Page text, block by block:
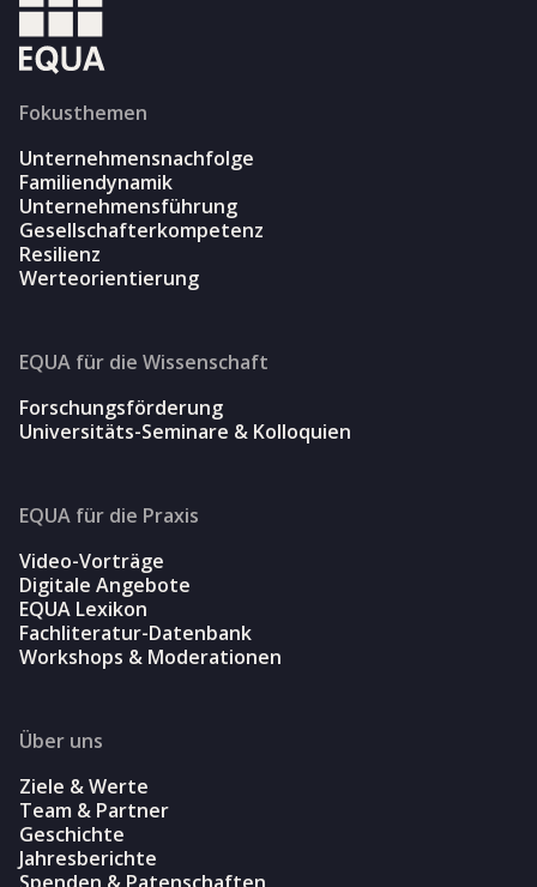
Fokusthemen
Unternehmensnachfolge
Familiendynamik
Unternehmensführung
Gesellschafterkompetenz
Resilienz
Werteorientierung
EQUA für die Wissenschaft
Forschungsförderung
Universitäts-Seminare & Kolloquien
EQUA für die Praxis
Video-Vorträge
Digitale Angebote
EQUA Lexikon
Fachliteratur-Datenbank
Workshops & Moderationen
Über uns
Ziele & Werte
Team & Partner
Geschichte
Jahresberichte